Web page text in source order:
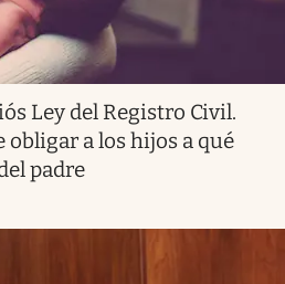
Ley del Registro Civil.
obligar a los hijos a qué
padre